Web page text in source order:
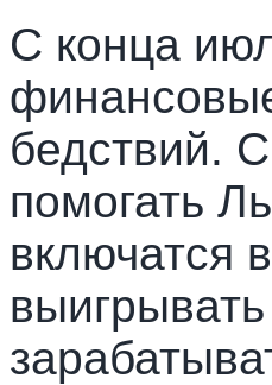
С конца
бедствий.
помогать
включатся